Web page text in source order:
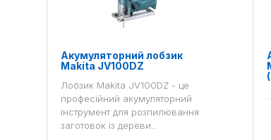
Акумуляторний лобзик
Makita JV100DZ
Лобзик Makita JV100DZ - це
професійний акумуляторний
інструмент для розпилювання
заготовок із дереви..